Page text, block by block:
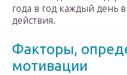
года в год каждый день
действия.
Факторы,
мотивации